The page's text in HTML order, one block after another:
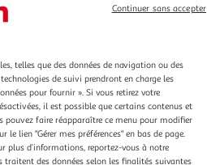
telles que des données de navigation ou des
de suivi prendront en charge les
pour fournir ». Si vous retirez votre
il est possible que certains contenus et
pouvez faire réapparaître ce menu pour modifier
lien "Gérer mes préférences" en bas de page.
plus d’informations, reportez-vous à notre
des données selon les finalités suivantes
Continuer sans accepter